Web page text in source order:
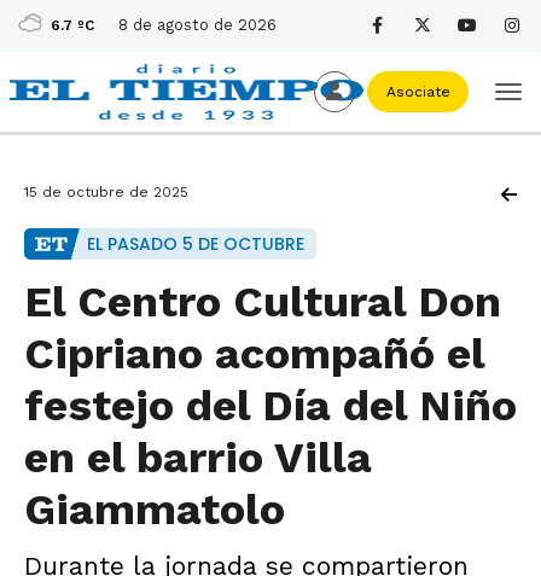
6.7 ºC 8 de agosto de 2026
Asociate
15 de octubre de 2025
EL PASADO 5 DE OCTUBRE
El Centro Cultural Don
Cipriano acompañó el
festejo del Día del Niño
en el barrio Villa
Giammatolo
Durante la jornada se compartieron